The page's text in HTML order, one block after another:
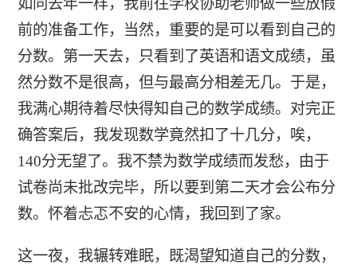
如同去年一样，我前往学校协助老师做一些放假
前的准备工作，当然，重要的是可以看到自己的
分数。第一天去，只看到了英语和语文成绩，虽
然分数不是很高，但与最高分相差无几。于是，
我满心期待着尽快得知自己的数学成绩。对完正
确答案后，我发现数学竟然扣了十几分，唉，
140分无望了。我不禁为数学成绩而发愁，由于
试卷尚未批改完毕，所以要到第二天才会公布分
数。怀着忐忑不安的心情，我回到了家。
这一夜，我辗转难眠，既渴望知道自己的分数，